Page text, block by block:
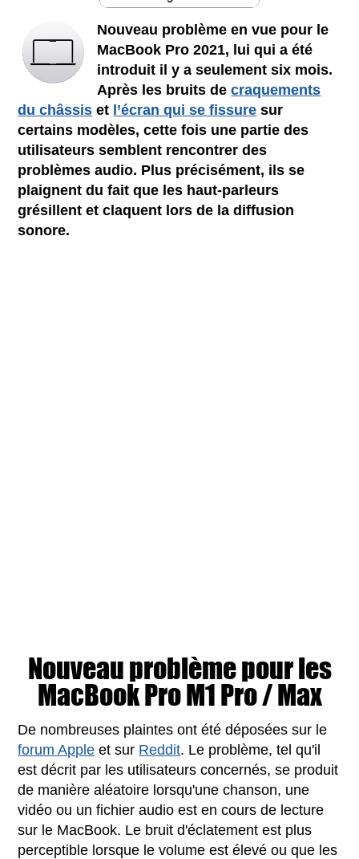
Nouveau problème en vue pour le
MacBook Pro 2021, lui qui a été
introduit il y a seulement six mois.
Après les bruits decraquements
du châssis et l’écran qui se fissure sur
certains modèles, cette fois une partie des
utilisateurs semblent rencontrer des
problèmes audio. Plus précisément, ils se
plaignent du fait que les haut-parleurs
grésillent et claquent lors de la diffusion
sonore.
Nouveau problème pour les
MacBook Pro M1 Pro / Max
De nombreuses plaintes ont été déposées sur le
forum Apple et sur Reddit. Le problème, tel qu'il
est décrit par les utilisateurs concernés, se produit
de manière aléatoire lorsqu'une chanson, une
vidéo ou un fichier audio est en cours de lecture
sur le MacBook. Le bruit d'éclatement est plus
perceptible lorsque le volume est élevé ou que les